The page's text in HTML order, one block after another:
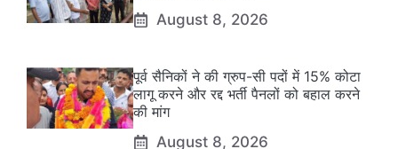
August 8, 2026
पूर्व सैनिकों ने की ग्रुप-सी पदों में 15% कोटा
लागू करने और रद्द भर्ती पैनलों को बहाल करने
की मांग
August 8, 2026